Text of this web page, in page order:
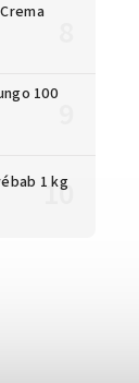
100
1 kg